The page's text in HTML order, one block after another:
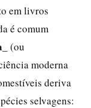
em livros
é comum
(ou
moderna
deriva
selvagens: